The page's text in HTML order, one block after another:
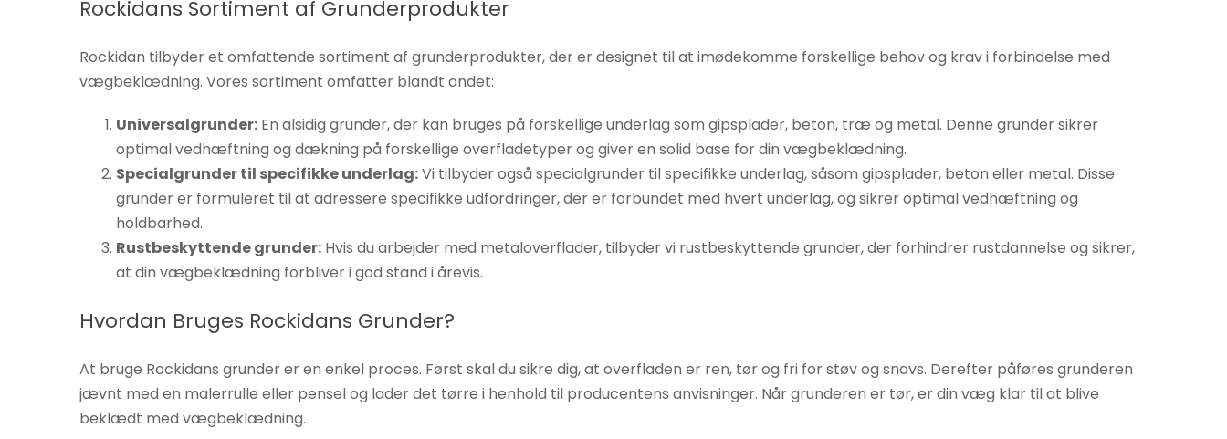
Rockidans Sortiment af Grunderprodukter
Rockidan tilbyder et omfattende sortiment af grunderprodukter, der er designet til at imødekomme forskellige behov og krav i forbindelse med
vægbeklædning. Vores sortiment omfatter blandt andet:
Universalgrunder:En alsidig grunder, der kan bruges på forskellige underlag som gipsplader, beton, træ og metal. Denne grunder sikrer
optimal vedhæftning og dækning på forskellige overfladetyper og giver en solid base for din vægbeklædning.
Specialgrunder til specifikke underlag:Vi tilbyder også specialgrunder til specifikke underlag, såsom gipsplader, beton eller metal. Disse
grunder er formuleret til at adressere specifikke udfordringer, der er forbundet med hvert underlag, og sikrer optimal vedhæftning og
holdbarhed.
Rustbeskyttende grunder:Hvis du arbejder med metaloverflader, tilbyder vi rustbeskyttende grunder, der forhindrer rustdannelse og sikrer,
at din vægbeklædning forbliver i god stand i årevis.
Hvordan Bruges Rockidans Grunder?
At bruge Rockidans grunder er en enkel proces. Først skal du sikre dig, at overfladen er ren, tør og fri for støv og snavs. Derefter påføres grunderen
jævnt med en malerrulle eller pensel og lader det tørre i henhold til producentens anvisninger. Når grunderen er tør, er din væg klar til at blive
beklædt med vægbeklædning.